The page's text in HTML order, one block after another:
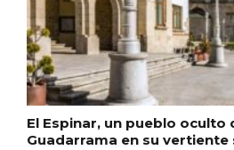
El Espinar, un pueblo oculto
Guadarrama en su vertiente
Itinerarios musicales en
Pino 2026